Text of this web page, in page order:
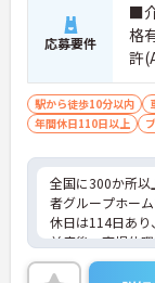
応募要件
■
格
許
が
迎
駅から徒歩10分以内
年間休日110日以上
全国に300か所
者グループホー
休日は114日あり
前産後・育児休
活躍中で、ワー